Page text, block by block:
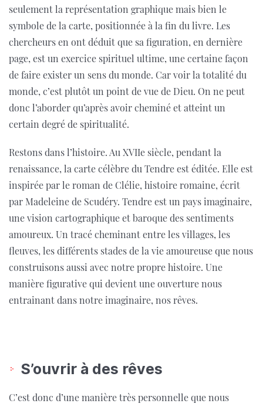
seulement la représentation graphique mais bien le
symbole de la carte, positionnée à la fin du livre. Les
chercheurs en ont déduit que sa figuration, en dernière
page, est un exercice spirituel ultime, une certaine façon
de faire exister un sens du monde. Car voir la totalité du
monde, c’est plutôt un point de vue de Dieu. On ne peut
donc l’aborder qu’après avoir cheminé et atteint un
certain degré de spiritualité.
Restons dans l’histoire. Au XVIIe siècle, pendant la
renaissance, la carte célèbre du Tendre est éditée. Elle est
inspirée par le roman de Clélie, histoire romaine, écrit
par Madeleine de Scudéry. Tendre est un pays imaginaire,
une vision cartographique et baroque des sentiments
amoureux. Un tracé cheminant entre les villages, les
fleuves, les différents stades de la vie amoureuse que nous
construisons aussi avec notre propre histoire. Une
manière figurative qui devient une ouverture nous
entrainant dans notre imaginaire, nos rêves.
S’ouvrir à des rêves
C’est donc d’une manière très personnelle que nous